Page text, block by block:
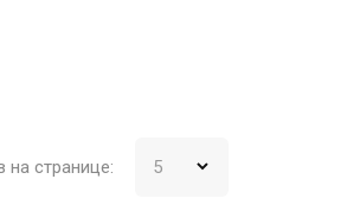
на странице: